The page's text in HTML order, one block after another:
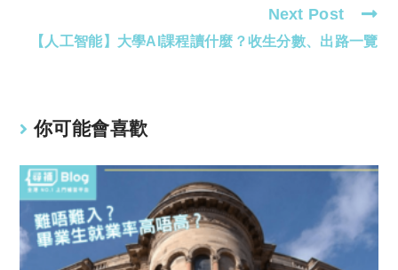
Next Post
【人工智能】大學AI課程讀什麼？收生分數、出路一覽
你可能會喜歡